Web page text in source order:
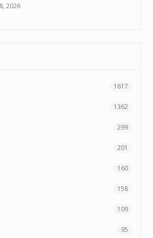
2026
1617
1362
299
201
160
158
109
95